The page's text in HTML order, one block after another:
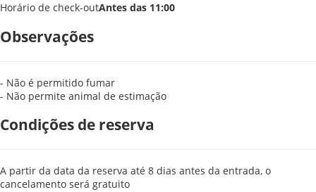
Horário de check-outAntes das 11:00
Observações
- Não é permitido fumar
- Não permite animal de estimação
Condições de reserva
A partir da data da reserva até 8 dias antes da entrada, o
cancelamento será gratuito